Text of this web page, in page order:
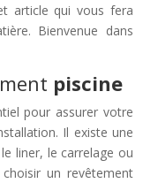
article qui vous fera
Bienvenue dans
piscine
pour assurer votre
Il existe une
liner, le carrelage ou
un revêtement